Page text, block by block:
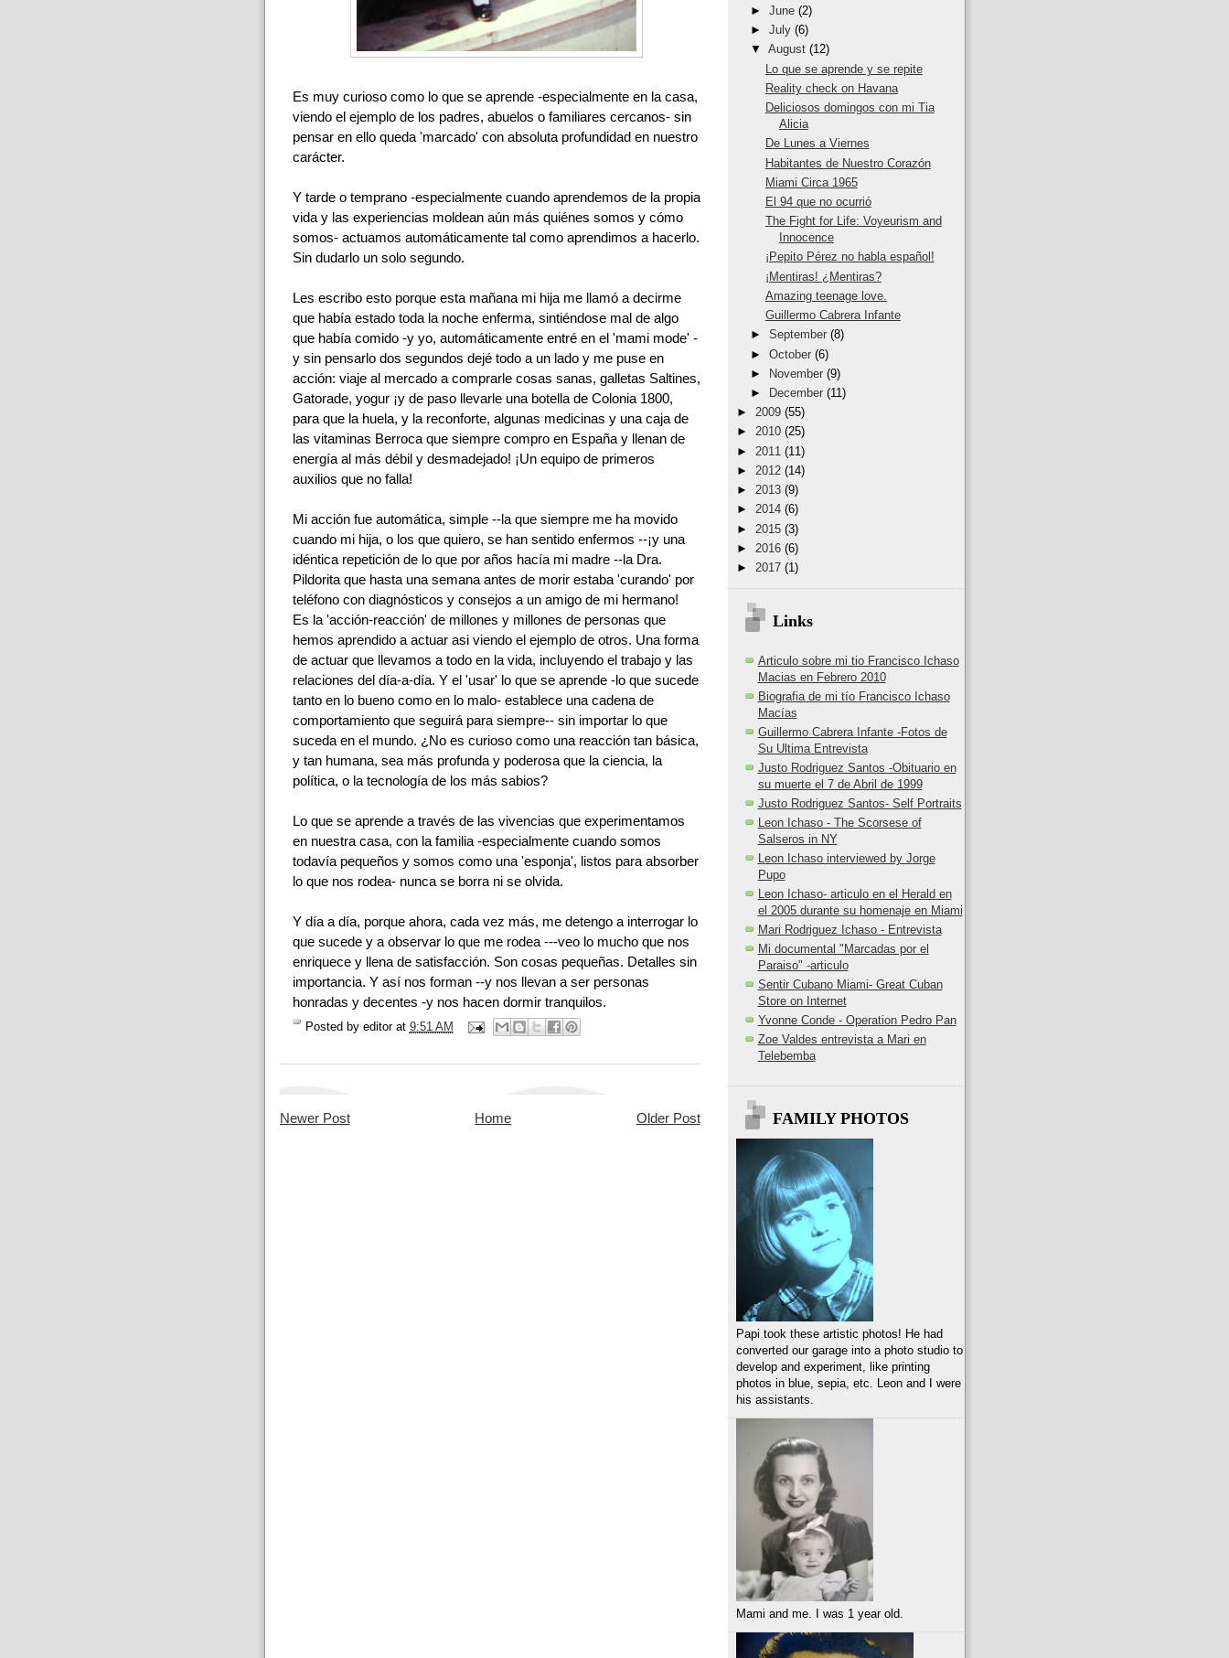
Es muy curioso como lo que se aprende -especialmente en la casa,
viendo el ejemplo de los padres, abuelos o familiares cercanos- sin
pensar en ello queda 'marcado' con absoluta profundidad en nuestro
carácter.
Y tarde o temprano -especialmente cuando aprendemos de la propia
vida y las experiencias moldean aún más quiénes somos y cómo
somos- actuamos automáticamente tal como aprendimos a hacerlo.
Sin dudarlo un solo segundo.
Les escribo esto porque esta mañana mi hija me llamó a decirme
que había estado toda la noche enferma, sintiéndose mal de algo
que había comido -y yo, automáticamente entré en el 'mami mode' -
y sin pensarlo dos segundos dejé todo a un lado y me puse en
acción: viaje al mercado a comprarle cosas sanas, galletas Saltines,
Gatorade, yogur ¡y de paso llevarle una botella de Colonia 1800,
para que la huela, y la reconforte, algunas medicinas y una caja de
las vitaminas Berroca que siempre compro en España y llenan de
energía al más débil y desmadejado! ¡Un equipo de primeros
auxilios que no falla!
Mi acción fue automática, simple --la que siempre me ha movido
cuando mi hija, o los que quiero, se han sentido enfermos --¡y una
idéntica repetición de lo que por años hacía mi madre --la Dra.
Pildorita que hasta una semana antes de morir estaba 'curando' por
teléfono con diagnósticos y consejos a un amigo de mi hermano!
Es la 'acción-reacción' de millones y millones de personas que
hemos aprendido a actuar asi viendo el ejemplo de otros. Una forma
de actuar que llevamos a todo en la vida, incluyendo el trabajo y las
relaciones del día-a-día. Y el 'usar' lo que se aprende -lo que sucede
tanto en lo bueno como en lo malo- establece una cadena de
comportamiento que seguirá para siempre-- sin importar lo que
suceda en el mundo. ¿No es curioso como una reacción tan básica,
y tan humana, sea más profunda y poderosa que la ciencia, la
política, o la tecnología de los más sabios?
Lo que se aprende a través de las vivencias que experimentamos
en nuestra casa, con la familia -especialmente cuando somos
todavía pequeños y somos como una 'esponja', listos para absorber
lo que nos rodea- nunca se borra ni se olvida.
Y día a día, porque ahora, cada vez más, me detengo a interrogar lo
que sucede y a observar lo que me rodea ---veo lo mucho que nos
enriquece y llena de satisfacción. Son cosas pequeñas. Detalles sin
importancia. Y así nos forman --y nos llevan a ser personas
honradas y decentes -y nos hacen dormir tranquilos.
Posted by editor at 9:51 AM
Newer Post Older Post
Home
► June (2)
► July (6)
▼ August (12)
Lo que se aprende y se repite
Reality check on Havana
Deliciosos domingos con mi Tia
Alicia
De Lunes a Viernes
Habitantes de Nuestro Corazón
Miami Circa 1965
El 94 que no ocurrió
The Fight for Life: Voyeurism and
Innocence
¡Pepito Pérez no habla español!
¡Mentiras! ¿Mentiras?
Amazing teenage love.
Guillermo Cabrera Infante
► September (8)
► October (6)
►
November (9)
►
December (11)
► 2009 (55)
► 2010 (25)
► 2011 (11)
► 2012 (14)
► 2013 (9)
► 2014 (6)
► 2015 (3)
► 2016 (6)
► 2017 (1)
Links
Articulo sobre mi tio Francisco Ichaso
Macias en Febrero 2010
Biografia de mi tío Francisco Ichaso
Macías
Guillermo Cabrera Infante -Fotos de
Su Ultima Entrevista
Justo Rodriguez Santos -Obituario en
su muerte el 7 de Abril de 1999
Justo Rodriguez Santos- Self Portraits
Leon Ichaso - The Scorsese of
Salseros in NY
Leon Ichaso interviewed by Jorge
Pupo
Leon Ichaso- articulo en el Herald en
el 2005 durante su homenaje en Miami
Mari Rodriguez Ichaso - Entrevista
Mi documental "Marcadas por el
Paraiso" -articulo
Sentir Cubano Miami- Great Cuban
Store on Internet
Yvonne Conde - Operation Pedro Pan
Zoe Valdes entrevista a Mari en
Telebemba
FAMILY PHOTOS
Papi took these artistic photos! He had
converted our garage into a photo studio to
develop and experiment, like printing
photos in blue, sepia, etc. Leon and I were
his assistants.
Mami and me. I was 1 year old.